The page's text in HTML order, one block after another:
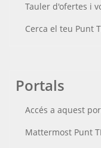
Tauler d'ofertes i
Cerca el teu Punt
Portals
Accés a aquest
Mattermost Punt